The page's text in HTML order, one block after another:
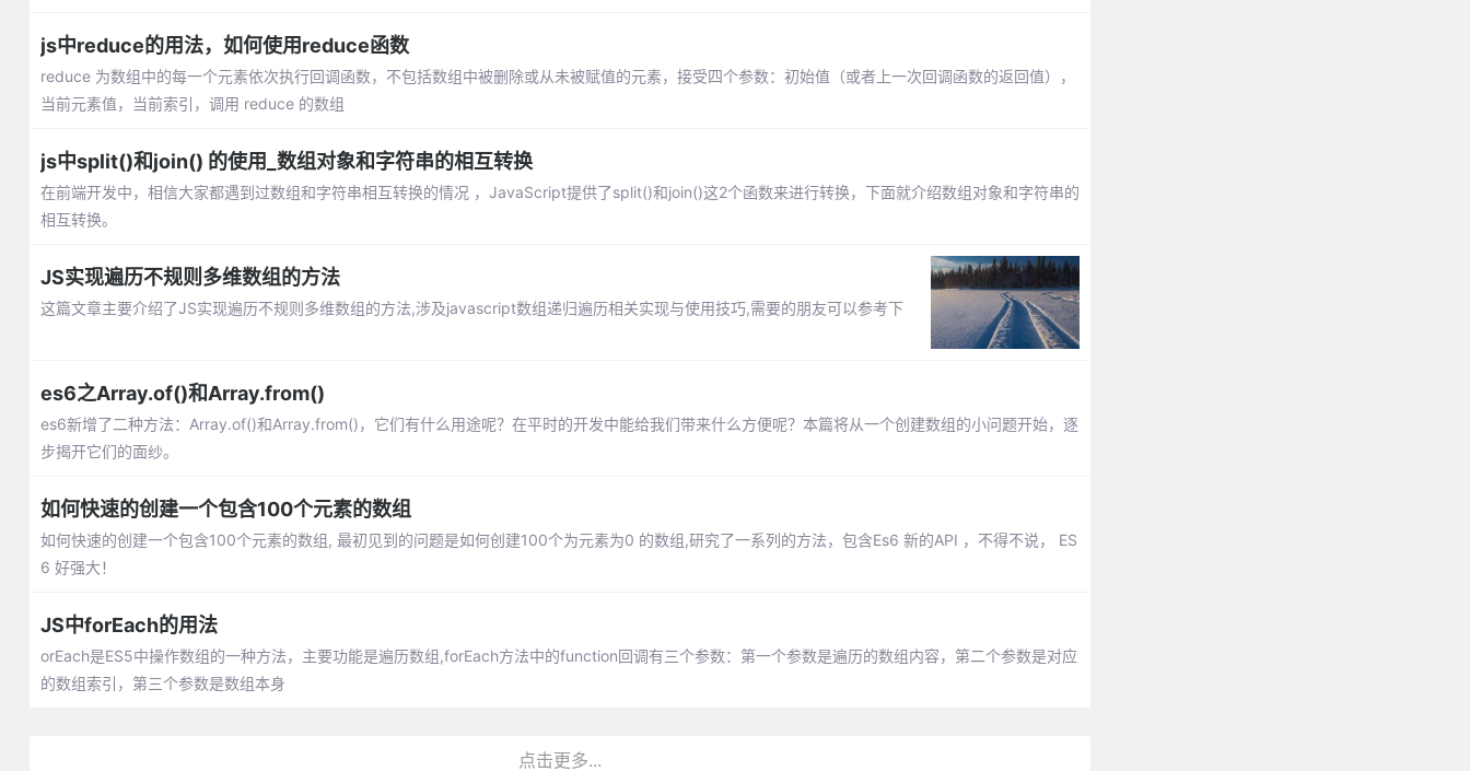
js中reduce的用法，如何使用reduce函数
reduce 为数组中的每一个元素依次执行回调函数，不包括数组中被删除或从未被赋值的元素，接受四个参数：初始值（或者上一次回调函数的返回值），
当前元素值，当前索引，调用 reduce 的数组
js中split()和join() 的使用_数组对象和字符串的相互转换
在前端开发中，相信大家都遇到过数组和字符串相互转换的情况 ，JavaScript提供了split()和join()这2个函数来进行转换，下面就介绍数组对象和字符串的
相互转换。
JS实现遍历不规则多维数组的方法
这篇文章主要介绍了JS实现遍历不规则多维数组的方法,涉及javascript数组递归遍历相关实现与使用技巧,需要的朋友可以参考下
es6之Array.of()和Array.from()
es6新增了二种方法：Array.of()和Array.from()，它们有什么用途呢？在平时的开发中能给我们带来什么方便呢？本篇将从一个创建数组的小问题开始，逐
步揭开它们的面纱。
如何快速的创建一个包含100个元素的数组
如何快速的创建一个包含100个元素的数组, 最初见到的问题是如何创建100个为元素为0 的数组,研究了一系列的方法，包含Es6 新的API ，不得不说， ES
6 好强大！
JS中forEach的用法
orEach是ES5中操作数组的一种方法，主要功能是遍历数组,forEach方法中的function回调有三个参数：第一个参数是遍历的数组内容，第二个参数是对应
的数组索引，第三个参数是数组本身
点击更多...